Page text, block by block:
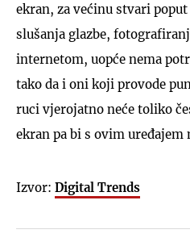
ekran, za većinu stvari
slušanja glazbe,
internetom, uopće nema
tako da i oni koji provode
ruci vjerojatno neće toliko
ekran pa bi s ovim
Izvor: Digital Trends